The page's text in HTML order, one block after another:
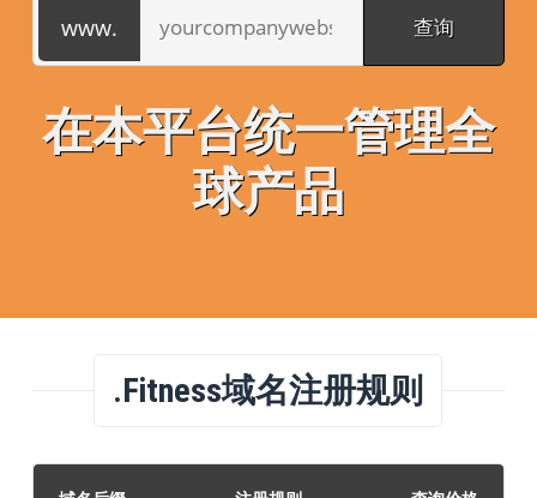
在本平台统一管理全
球产品
.fitness域名注册规则